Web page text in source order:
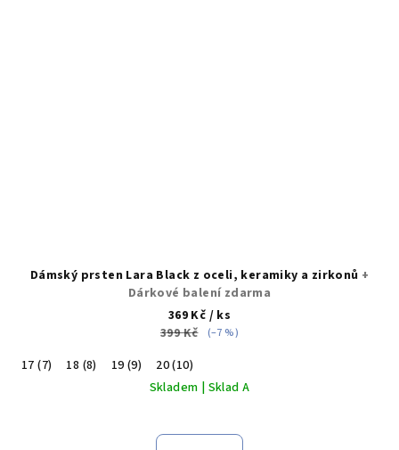
Dámský prsten Lara Black z oceli, keramiky a zirkonů +
Dárkové balení zdarma
369 Kč / ks
399 Kč
(–7 %)
17 (7) 18 (8) 19 (9)
20 (10)
Skladem | Sklad A